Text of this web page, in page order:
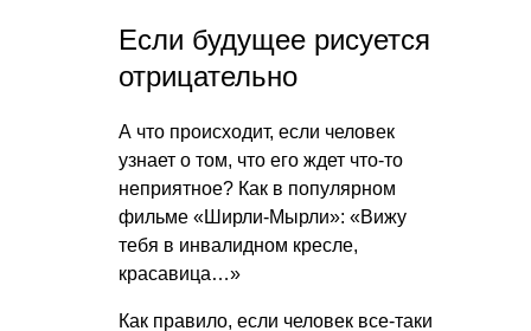
Если будущее рисуется
отрицательно
А что происходит, если человек
узнает о том, что его ждет что-то
неприятное? Как в популярном
фильме «Ширли-Мырли»: «Вижу
тебя в инвалидном кресле,
красавица…»
Как правило, если человек все-таки